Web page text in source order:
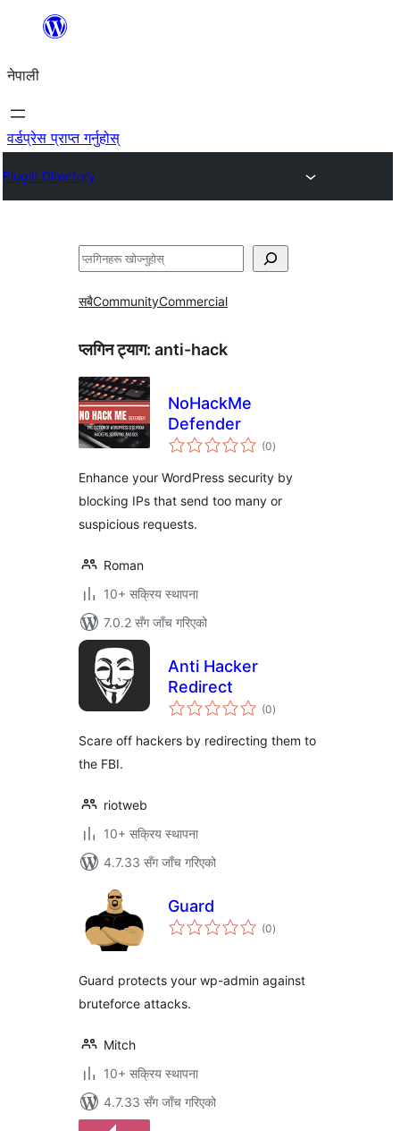
सामग्रीमा
नेपाली
वर्डप्रेस प्राप्त गर्नुहोस्
Plugin Directory
खोज्नुहोस्
सबैCommunityCommercial
प्लगिन ट्याग: anti-hack
NoHackMe
Defender
(0कुल
रेटिङ्गहरू
)
Enhance your WordPress security by
blocking IPs that send too many or
suspicious requests.
Roman
10+ सक्रिय स्थापना
7.0.2 सँग जाँच गरिएको
Anti Hacker
Redirect
(0कुल
रेटिङ्गहरू
)
Scare off hackers by redirecting them to
the FBI.
riotweb
10+ सक्रिय स्थापना
4.7.33 सँग जाँच गरिएको
Guard
(0कुल
रेटिङ्गहरू
)
Guard protects your wp-admin against
bruteforce attacks.
Mitch
10+ सक्रिय स्थापना
4.7.33 सँग जाँच गरिएको